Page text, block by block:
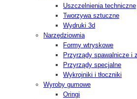
Uszczelnienia techniczne
Tworzywa sztuczne
Wydruki 3d
Narzędziownia
Formy wtryskowe
Przyrządy spawalnicze i
Przyrządy specjalne
Wykrojniki i tłoczniki
Wyroby gumowe
Oringi